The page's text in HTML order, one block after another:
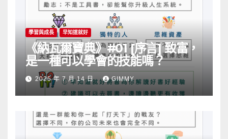
學習與成長 早知道就好
《納瓦爾寶典》#01 [序言] 致富，
是一種可以學會的技能嗎？
2025 年 7 月 14 日 GIMMY